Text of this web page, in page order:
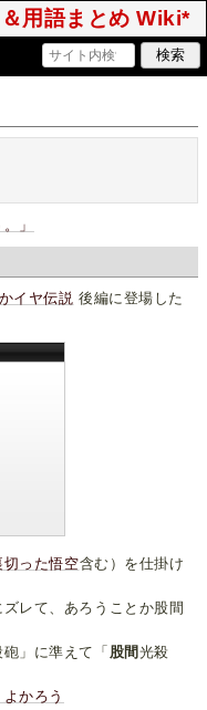
用語まとめ Wiki*
」
イヤ伝説 後編に登場した
切った悟空含む）を仕掛け
レて、あろうことか股間
」に準えて「 股間 光殺
かろう